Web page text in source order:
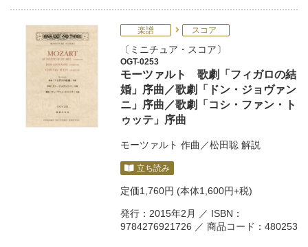
楽譜 スコア
ミニチュア・スコア
OGT-0253
モーツァルト 歌劇「フィガロの結
婚」序曲／歌劇「ドン・ジョヴァン
ニ」序曲／歌劇「コシ・ファン・ト
ゥッテ」序曲
モーツァルト 作曲／松田聡 解説
立ち読み
定価1,760円 (本体1,600円+税)
発行：2015年2月 ／ ISBN：
9784276921726 ／ 商品コード：480253